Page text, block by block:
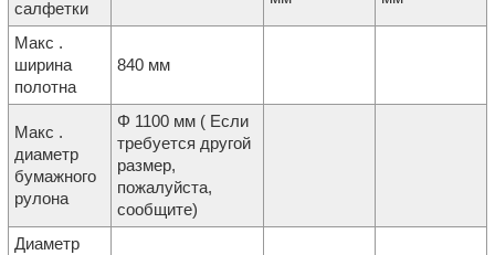
салфетки
Макс .
ширина
полотна
840 мм
Макс .
диаметр
бумажного
рулона
Φ 1100 мм ( Если
требуется другой
размер,
пожалуйста,
сообщите)
Диаметр